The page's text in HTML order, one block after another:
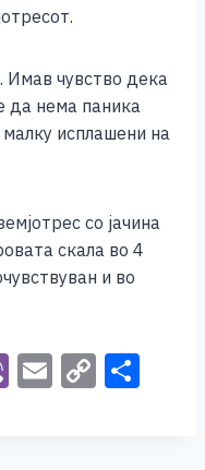
Имав чувство дека
да нема паника
исплашени на
со јачина
скала во 4
и во
Vi E C